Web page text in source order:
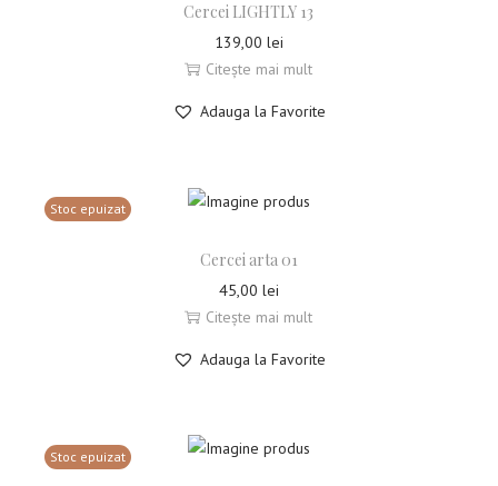
Cercei LIGHTLY 13
139,00 lei
Citește mai mult
Adauga la Favorite
Stoc epuizat
Cercei arta 01
45,00 lei
Citește mai mult
Adauga la Favorite
Stoc epuizat